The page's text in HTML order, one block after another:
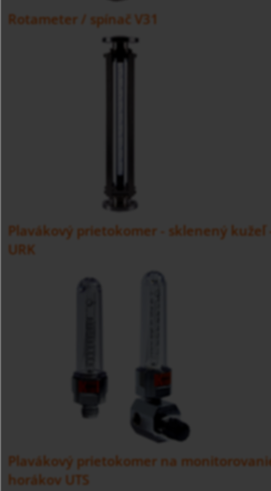
Rotameter / spínač V31
Plavákový prietokomer - sklenený kužeľ
URK
Plavákový prietokomer na
horákov UTS